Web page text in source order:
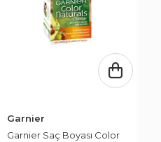
Garnier
Garnier Saç Boyası Color